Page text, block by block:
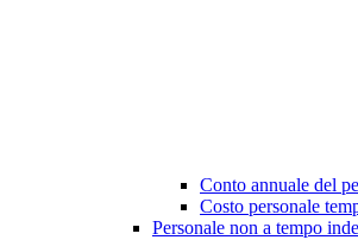
Conto annuale del
Costo personale
Personale non a tempo